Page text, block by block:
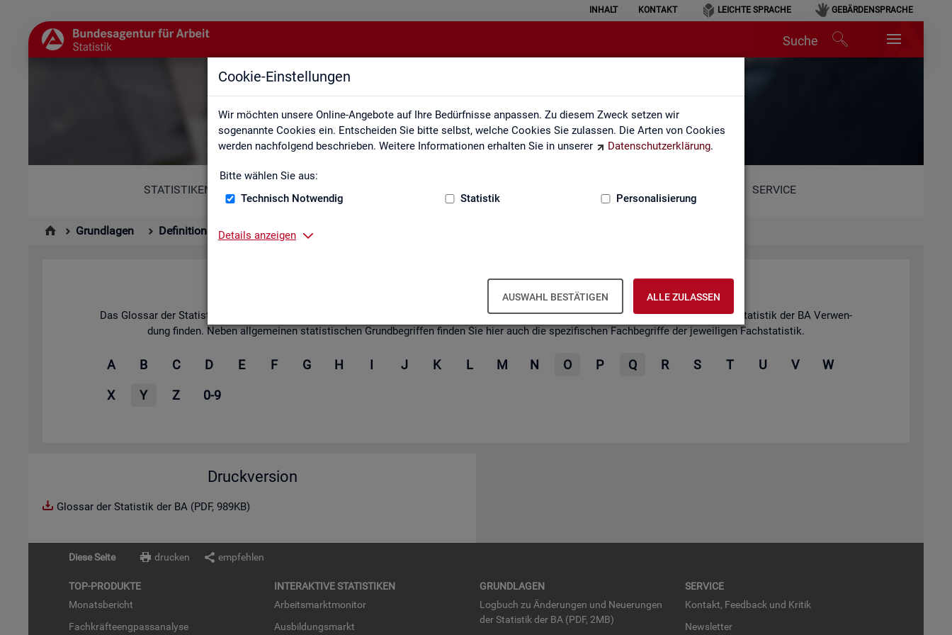
Cookie-Einstellungen
Wir möchten unsere Online-Angebote auf Ihre Bedürfnisse anpassen. Zu diesem Zweck setzen wir
sogenannte Cookies ein. Entscheiden Sie bitte selbst, welche Cookies Sie zulassen. Die Arten von Cookies
werden nachfolgend beschrieben. Weitere Informationen erhalten Sie in unserer
Datenschutzerklärung.
Bitte wählen Sie aus:
Technisch Notwendig
Statistik Personalisierung
Details anzeigen
AUSWAHL BESTÄTIGEN ALLE ZULASSEN
INHALT KONTAKT LEICHTE SPRACHE GEBÄRDENSPRACHE
Suche
Glossar
STATISTIKEN SERVICE
Grundlagen Definitionen Glossar
Glos­sar
Das Glos­sar der Sta­tis­tik der BA ent­hält Er­läu­te­run­gen zu allen sta­tis­tisch re­le­van­ten Be­grif­fen, die in den ver­schie­de­nen Pro­duk­ten der Sta­tis­tik der BA Ver­wen­
dung fin­den. Neben all­ge­mei­nen sta­tis­ti­schen Grund­be­grif­fen fin­den Sie hier auch die spe­zi­fi­schen Fach­be­grif­fe der je­wei­li­gen Fach­sta­tis­tik.
A B C D E F G H I J K L M N O P Q R S T U V W
X Y Z 0-9
Druckversion
Glossar der Statistik der BA (PDF, 989KB)
Diese Seite drucken empfehlen
TOP-PRO­DUK­TE
Mo­nats­be­richt
Fach­kräf­te­eng­pass­ana­ly­se
IN­TER­AK­TI­VE STA­TIS­TI­KEN
Ar­beits­markt­mo­ni­tor
Aus­bil­dungs­markt
GRUND­LA­GEN
Log­buch zu Än­de­run­gen und Neue­run­gen
der Sta­tis­tik der BA (PDF, 2MB)
SER­VICE
Kon­takt, Feed­back und Kri­tik
News­let­ter